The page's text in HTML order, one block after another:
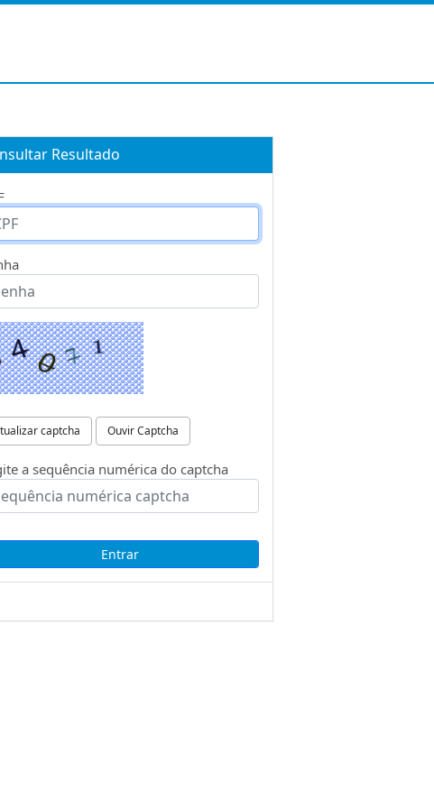
Resultado
captcha Ouvir Captcha
a sequência numérica do captcha